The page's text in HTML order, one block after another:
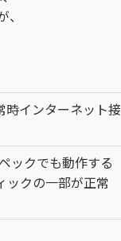
時インターネット接
ックでも動作する
ックの一部が正常